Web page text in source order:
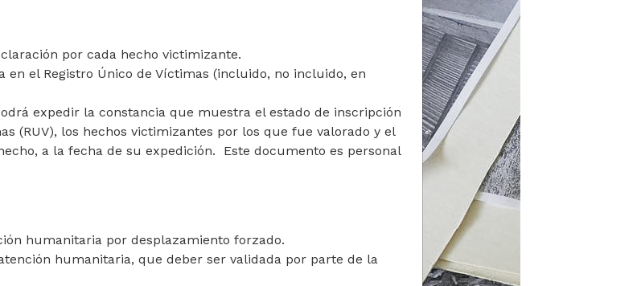
o
por cada hecho victimizante.
en el Registro Único de Víctimas (incluido, no incluido, en
expedir la constancia que muestra el estado de inscripción
(RUV), los hechos victimizantes por los que fue valorado y el
a la fecha de su expedición. Este documento es personal
humanitaria por desplazamiento forzado.
humanitaria, que deber ser validada por parte de la